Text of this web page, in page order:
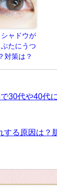
ャドウが
たにうつ
対策は？
30代や40代
する原因は？